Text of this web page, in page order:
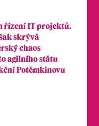
řízení IT projektů.
skrývá
chaos
agilního státu
Potěmkinovu